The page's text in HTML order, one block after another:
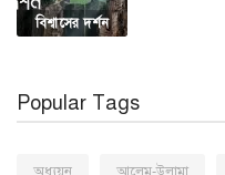
বিশ্বাসের দর্শন
Popular Tags